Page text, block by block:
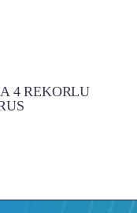
4 REKORLU